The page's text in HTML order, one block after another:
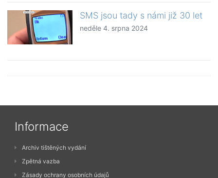
SMS jsou tady s námi již 30 let
neděle 4. srpna 2024
Informace
Archiv tištěných vydání
Zpětná vazba
Zásady ochrany osobních údajů